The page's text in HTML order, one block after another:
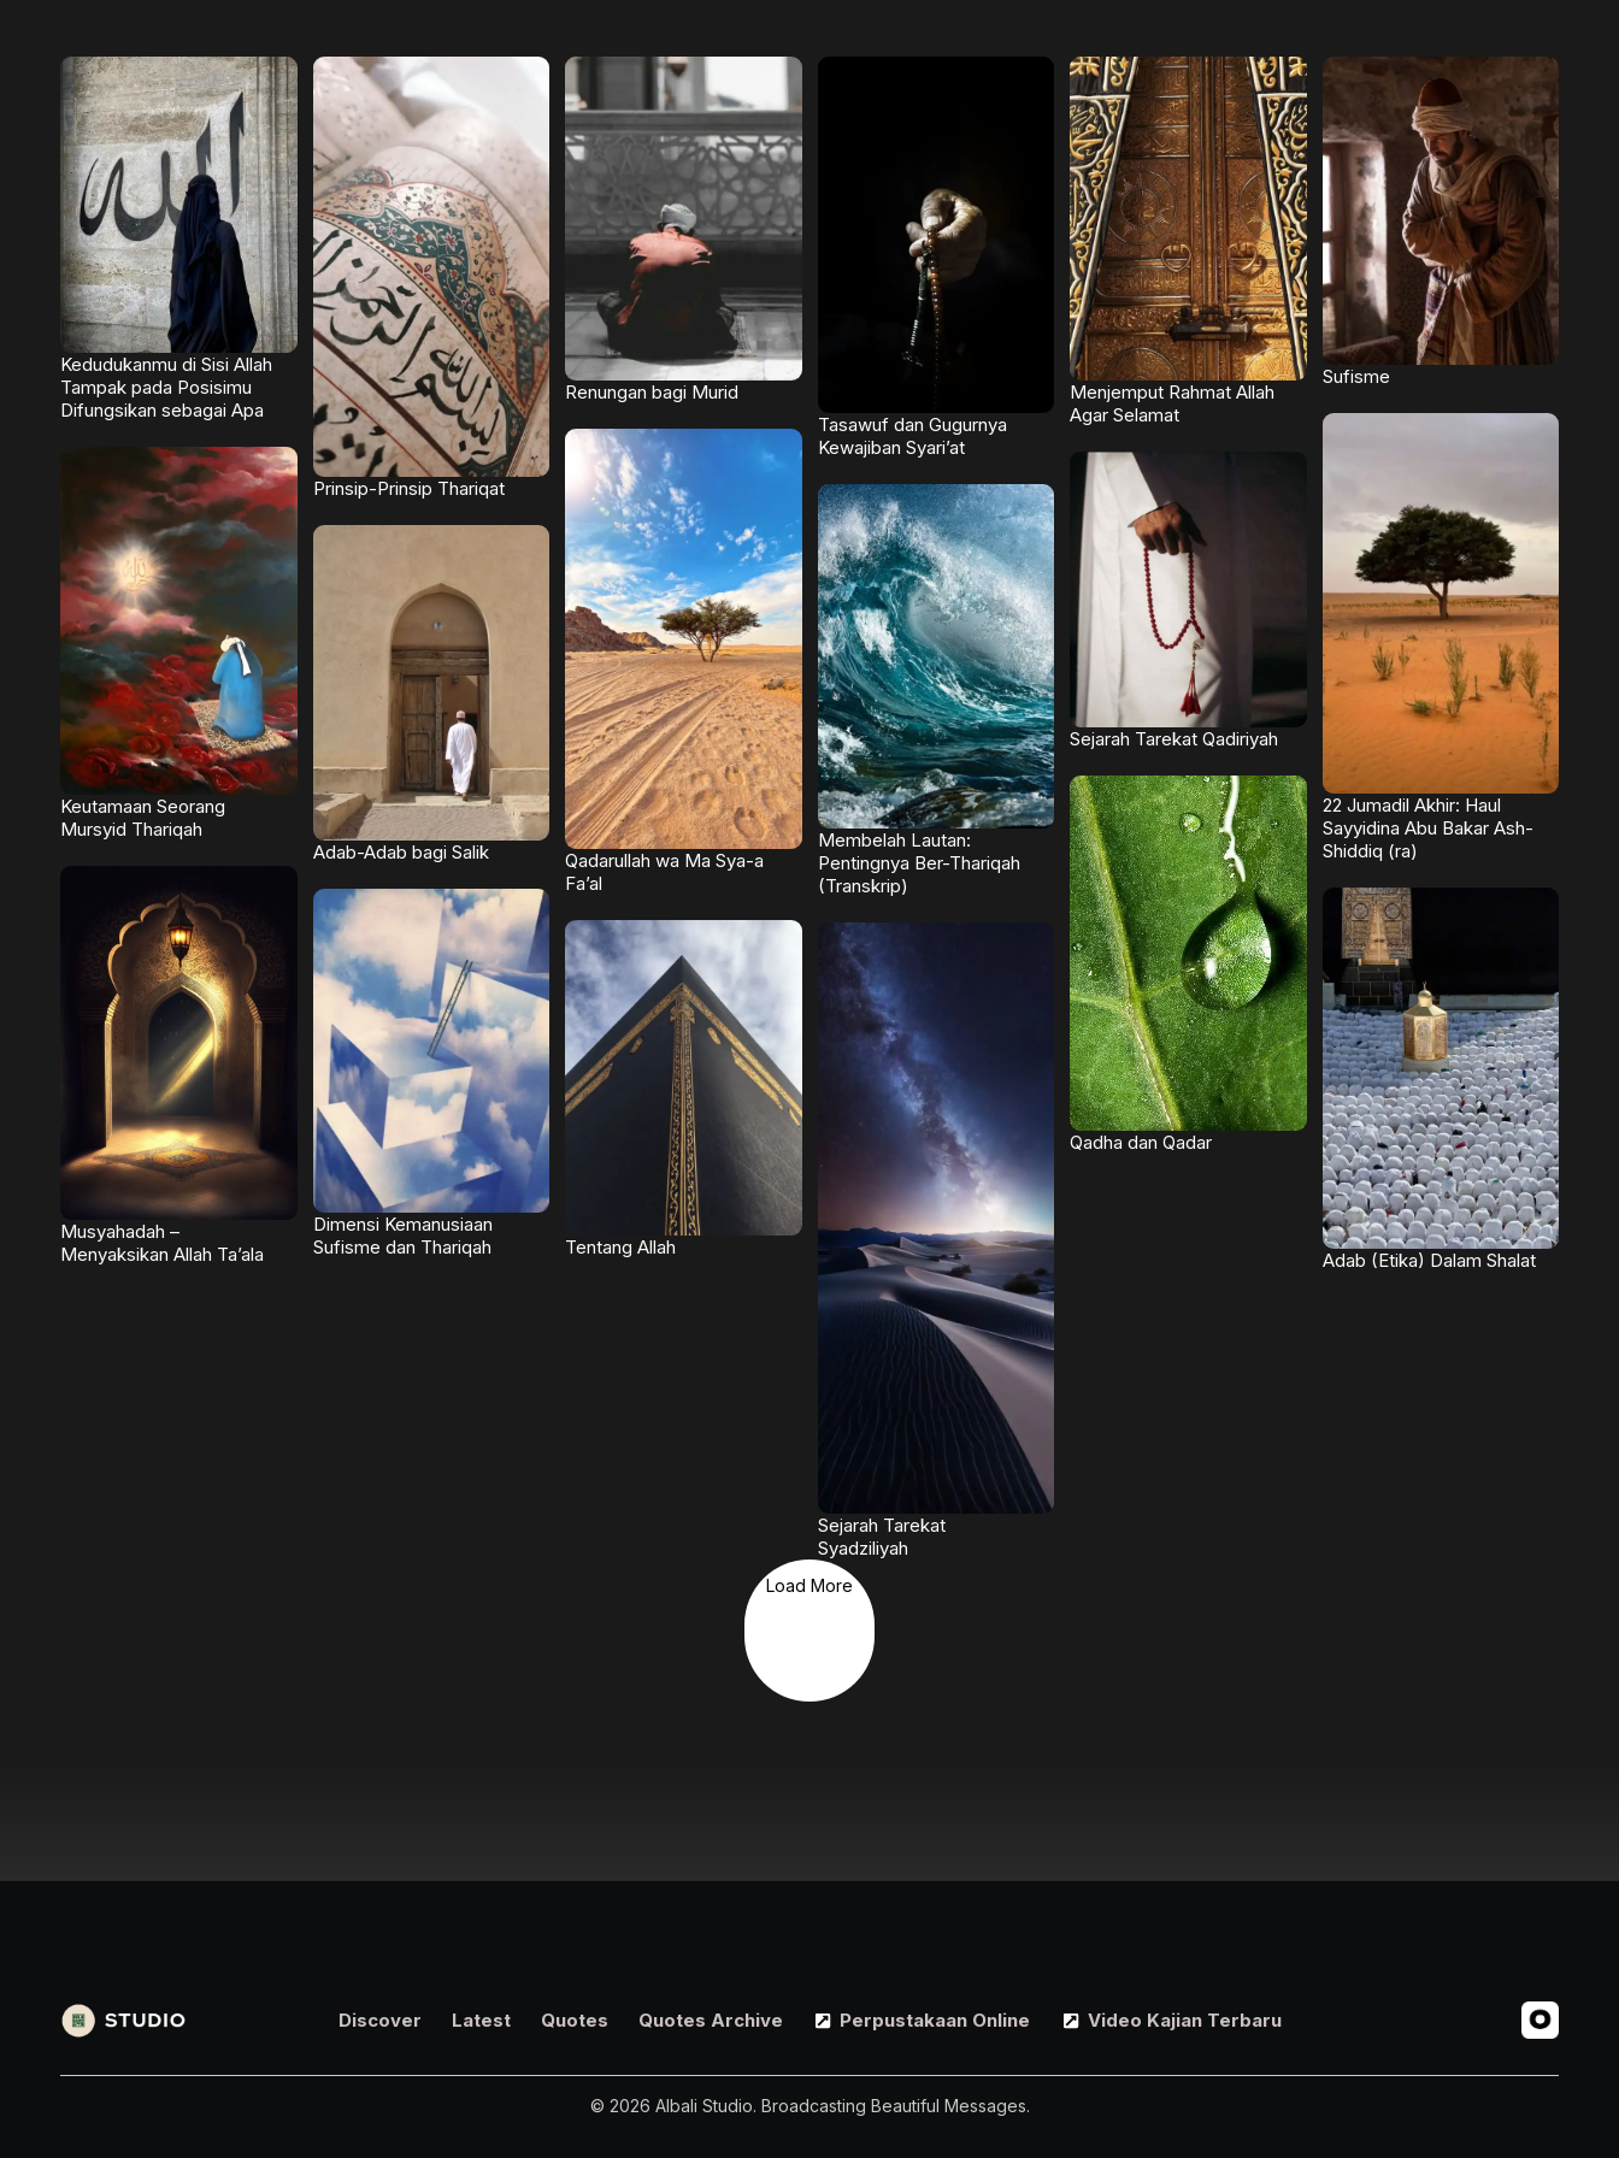
Kedudukanmu di Sisi Allah
Tampak pada Posisimu
Difungsikan sebagai Apa
Prinsip-Prinsip Thariqat
Renungan bagi Murid
Tasawuf dan Gugurnya
Kewajiban Syari’at
Menjemput Rahmat Allah
Agar Selamat
Sufisme
Keutamaan Seorang
Mursyid Thariqah
Adab-Adab bagi Salik
Qadarullah wa Ma Sya-a
Fa’al
Membelah Lautan:
Pentingnya Ber-Thariqah
(Transkrip)
Sejarah Tarekat Qadiriyah
22 Jumadil Akhir: Haul
Sayyidina Abu Bakar Ash-
Shiddiq (ra)
Musyahadah –
Menyaksikan Allah Ta’ala
Dimensi Kemanusiaan
Sufisme dan Thariqah
Tentang Allah
Sejarah Tarekat
Syadziliyah
Qadha dan Qadar
Adab (Etika) Dalam Shalat
Load More
Discover Latest Quotes Quotes Archive Perpustakaan Online Video Kajian Terbaru
© 2026 Albali Studio. Broadcasting Beautiful Messages.